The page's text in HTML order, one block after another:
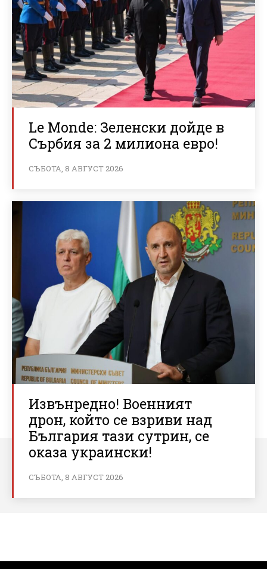
Le Monde: Зеленски дойде в
Сърбия за 2 милиона евро!
СЪБОТА, 8 АВГУСТ 2026
Извънредно! Военният
дрон, който се взриви над
България тази сутрин, се
оказа украински!
СЪБОТА, 8 АВГУСТ 2026